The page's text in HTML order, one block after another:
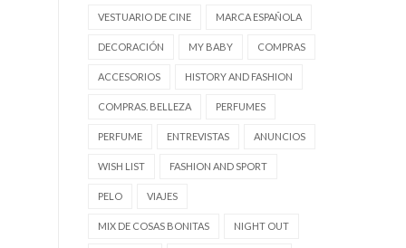
VESTUARIO DE CINE MARCA ESPAÑOLA
DECORACIÓN MY BABY COMPRAS
ACCESORIOS HISTORY AND FASHION
COMPRAS. BELLEZA PERFUMES
PERFUME ENTREVISTAS ANUNCIOS
WISH LIST FASHION AND SPORT
PELO VIAJES
MIX DE COSAS BONITAS NIGHT OUT